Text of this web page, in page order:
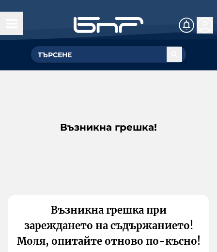
Възникна грешка!
Възникна грешка при
зареждането на съдържанието!
Моля, опитайте отново по-късно!